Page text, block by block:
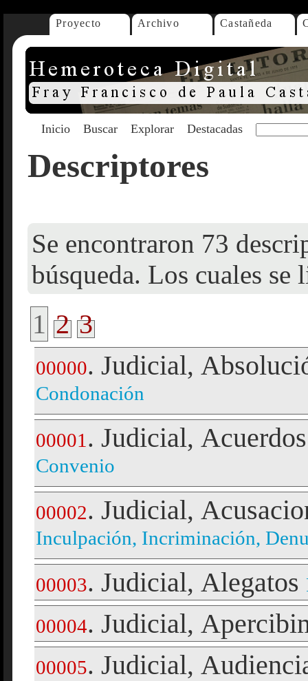
Proyecto Archivo Castañeda
Inicio Buscar Explorar Destacadas
Descriptores
Se encontraron 73
búsqueda. Los cuales se
1 2 3
00000. Judicial,
Condonación
00001 . Judicial,
Convenio
00002. Judicial,
Inculpación, Incriminación,
00003. Judicial, Alegatos
00004. Judicial,
00005. Judicial,